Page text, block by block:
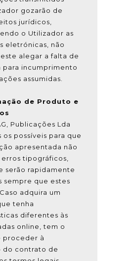
gozarão de
jurídicos,
o Utilizador as
eletrónicas, não
alegar a falta de
para incumprimento
assumidas.
de Produto e
Publicações Lda
os possíveis para que
apresentada não
tipográficos,
serão rapidamente
sempre que estes
adquira um
tenha
diferentes às
online, tem o
proceder à
do contrato de